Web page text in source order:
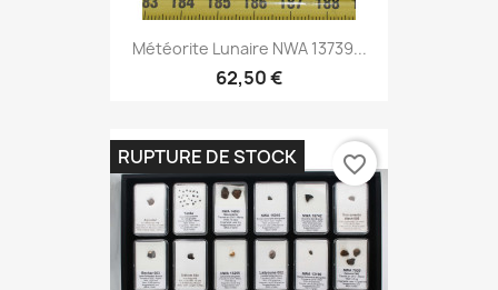
Météorite Lunaire NWA 13739...
62,50 €
RUPTURE DE STOCK favorite_border